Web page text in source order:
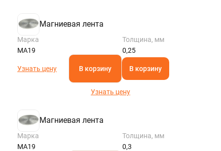
Магниевая лента
Марка
МА19
Толщина, мм
0,25
Узнать цену В корзину В корзину
Узнать цену
Магниевая лента
Марка
МА19
Толщина, мм
0,3